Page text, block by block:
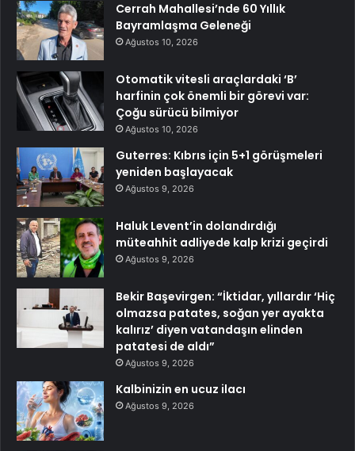
Cerrah Mahallesi’nde 60 Yıllık
Bayramlaşma Geleneği
Ağustos 10, 2026
Otomatik vitesli araçlardaki ‘B’
harfinin çok önemli bir görevi var:
Çoğu sürücü bilmiyor
Ağustos 10, 2026
Guterres: Kıbrıs için 5+1 görüşmeleri
yeniden başlayacak
Ağustos 9, 2026
Haluk Levent’in dolandırdığı
müteahhit adliyede kalp krizi geçirdi
Ağustos 9, 2026
Bekir Başevirgen: “İktidar, yıllardır ‘Hiç
olmazsa patates, soğan yer ayakta
kalırız’ diyen vatandaşın elinden
patatesi de aldı”
Ağustos 9, 2026
Kalbinizin en ucuz ilacı
Ağustos 9, 2026